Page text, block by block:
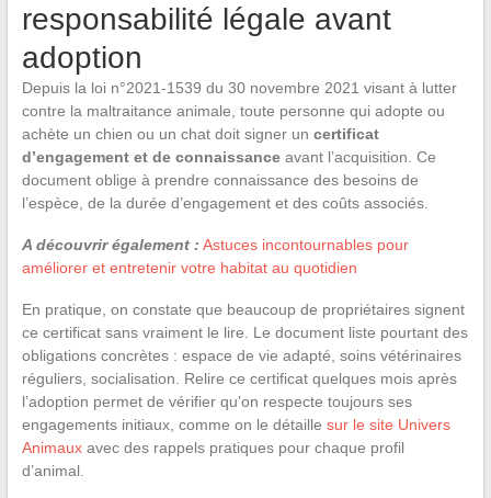
responsabilité légale avant
adoption
Depuis la loi n°2021-1539 du 30 novembre 2021 visant à lutter
contre la maltraitance animale, toute personne qui adopte ou
achète un chien ou un chat doit signer un certificat
d’engagement et de connaissanceavant l’acquisition. Ce
document oblige à prendre connaissance des besoins de
l’espèce, de la durée d’engagement et des coûts associés.
A découvrir également : Astuces incontournables pour
améliorer et entretenir votre habitat au quotidien
En pratique, on constate que beaucoup de propriétaires signent
ce certificat sans vraiment le lire. Le document liste pourtant des
obligations concrètes : espace de vie adapté, soins vétérinaires
réguliers, socialisation. Relire ce certificat quelques mois après
l’adoption permet de vérifier qu’on respecte toujours ses
engagements initiaux, comme on le détaille sur le site Univers
Animauxavec des rappels pratiques pour chaque profil
d’animal.